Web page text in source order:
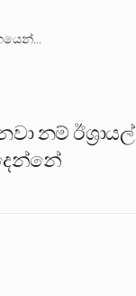
නම් ඊශ්‍රායල්